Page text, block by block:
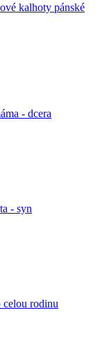
kalhoty pánské
- dcera
- syn
celou rodinu